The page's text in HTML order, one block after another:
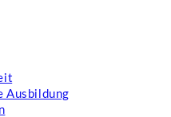
Ausbildung